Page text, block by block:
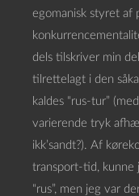
egomanisk styret
dels tilskriver min
tilrettelagt i den
kaldes “rus-tur”
varierende tryk
ikk’sandt?). Af
transport-tid, kunne
“rus”, men jeg var